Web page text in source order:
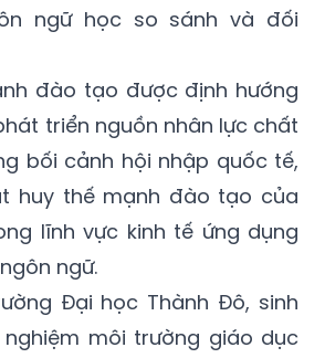
ngữ học so sánh và đối
đào tạo được định hướng
triển nguồn nhân lực chất
bối cảnh hội nhập quốc tế,
huy thế mạnh đào tạo của
lĩnh vực kinh tế ứng dụng
ngữ.
Đại học Thành Đô, sinh
môi trường giáo dục